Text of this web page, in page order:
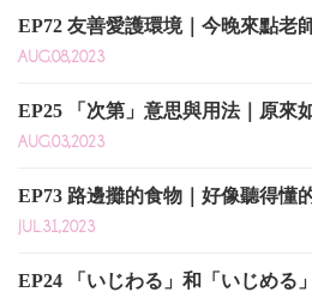
EP72 友善愛護環境｜今晚來點老
AUG.08,2023
EP25 「次第」意思與用法｜原來
AUG.03,2023
EP73 路邊攤的食物｜好像聽得懂
JUL.31,2023
EP24 「いじわる」和「いじめる